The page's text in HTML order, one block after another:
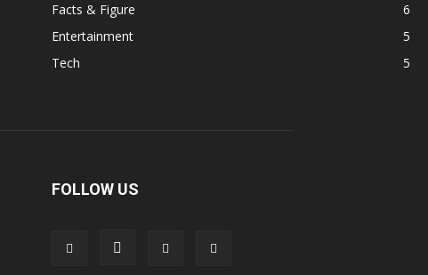
Facts & Figure
6
Entertainment
5
Tech
5
FOLLOW US